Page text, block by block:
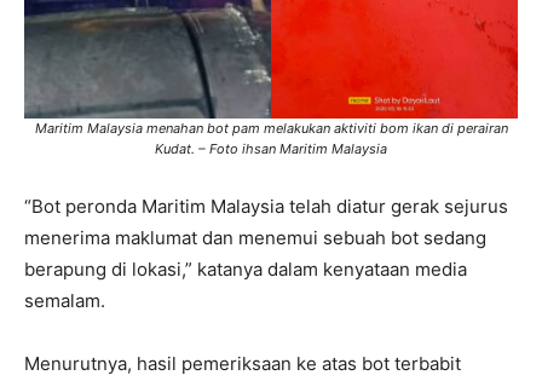
Maritim Malaysia menahan bot pam melakukan aktiviti bom ikan di perairan
Kudat. – Foto ihsan Maritim Malaysia
“Bot peronda Maritim Malaysia telah diatur gerak sejurus
menerima maklumat dan menemui sebuah bot sedang
berapung di lokasi,” katanya dalam kenyataan media
semalam.
Menurutnya, hasil pemeriksaan ke atas bot terbabit